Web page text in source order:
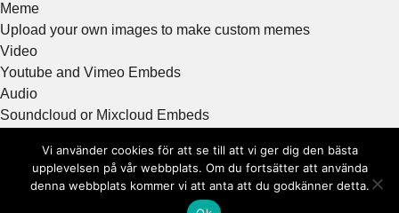
Meme
Upload your own images to make custom memes
Video
Youtube and Vimeo Embeds
Audio
Soundcloud or Mixcloud Embeds
Photo or GIF
Vi använder cookies för att se till att vi ger dig den bästa
upplevelsen på vår webbplats. Om du fortsätter att använda
denna webbplats kommer vi att anta att du godkänner detta.